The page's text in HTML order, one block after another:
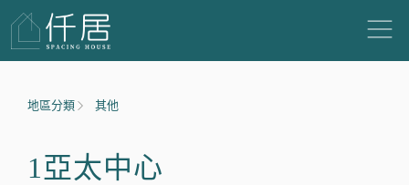
地區分類 其他
1亞太中心